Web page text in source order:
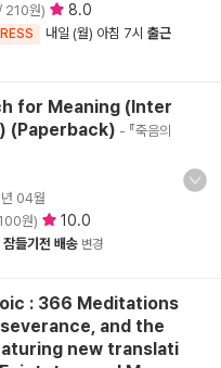
210원) 8.0
내일 (월) 아침 7시 출근
for Meaning (Inter
(Paperback) - 『죽음의
04월
원) 10.0
잠들기전 배송 변경
: 366 Meditations
and the
new translati